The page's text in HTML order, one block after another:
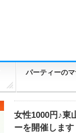
パーティーの
女性1000円♪東
ーを開催します